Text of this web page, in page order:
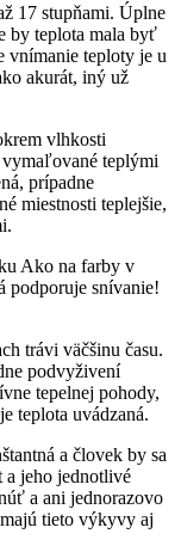
17 stupňami. Úplne
by teplota mala byť
vnímanie teploty je u
akurát, iný už
vlhkosti
teplými
prípadne
miestnosti teplejšie,
Ako na farby v
podporuje snívanie!
trávi väčšinu času.
podvyživení
tepelnej pohody,
teplota uvádzaná.
a človek by sa
a jeho jednotlivé
a ani jednorazovo
tieto výkyvy aj